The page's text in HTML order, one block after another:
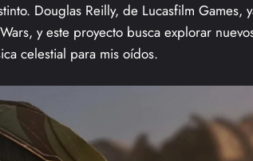
Douglas Reilly, de Lucasfilm Games,
y este proyecto busca explorar
celestial para mis oídos.